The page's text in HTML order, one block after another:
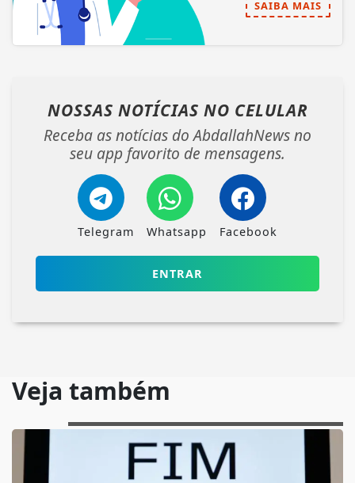
SAIBA MAIS
NOSSAS NOTÍCIAS NO CELULAR
Receba as notícias do AbdallahNews no
seu app favorito de mensagens.
Telegram Whatsapp Facebook
ENTRAR
Veja também